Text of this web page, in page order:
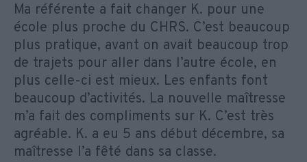
Ma référente a fait changer K. pour une
école plus proche du CHRS. C’est beaucoup
plus pratique, avant on avait beaucoup trop
de trajets pour aller dans l’autre école, en
plus celle-ci est mieux. Les enfants font
beaucoup d’activités. La nouvelle maîtresse
m’a fait des compliments sur K. C’est très
agréable. K. a eu 5 ans début décembre, sa
maîtresse l’a fêté dans sa classe.